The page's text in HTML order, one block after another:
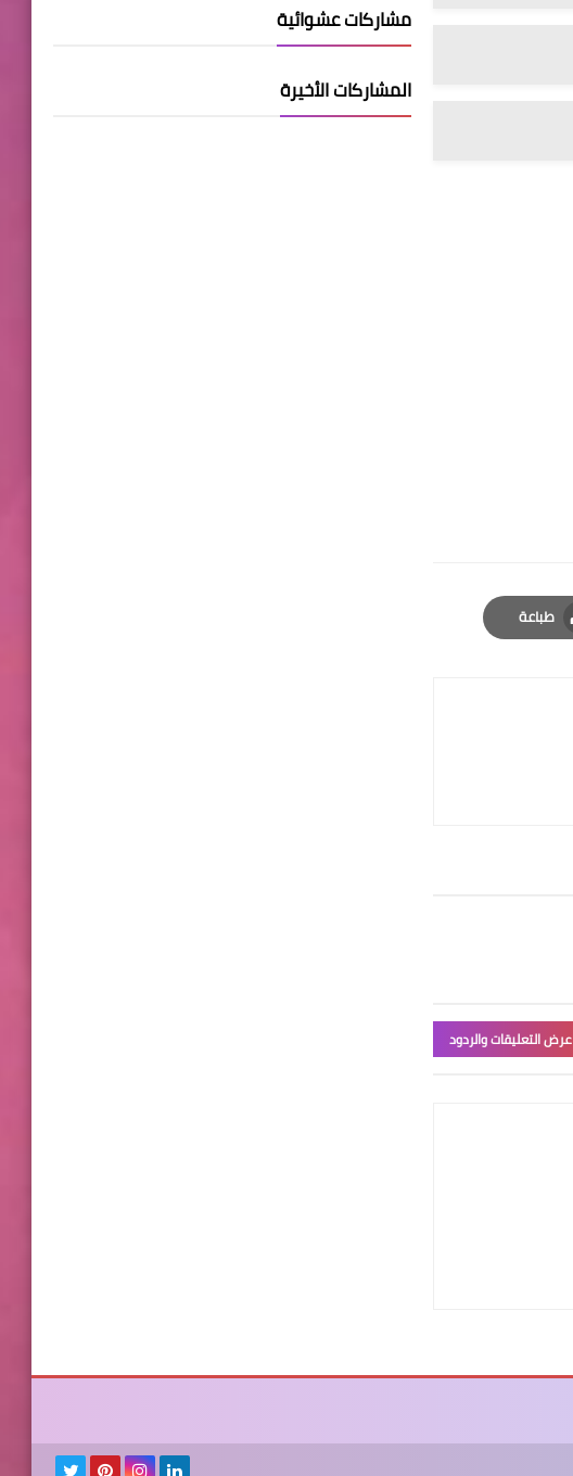
طباعة
Print
عرض التعليقات والردود
مشاركات عشوائية
المشاركات الأخيرة